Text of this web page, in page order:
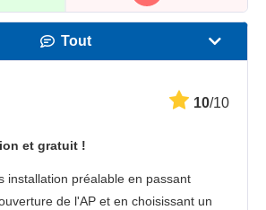
Tout
Sécurité
Іervice client
10/10
et gratuit !
installation préalable en passant
de l'AP et en choisissant un